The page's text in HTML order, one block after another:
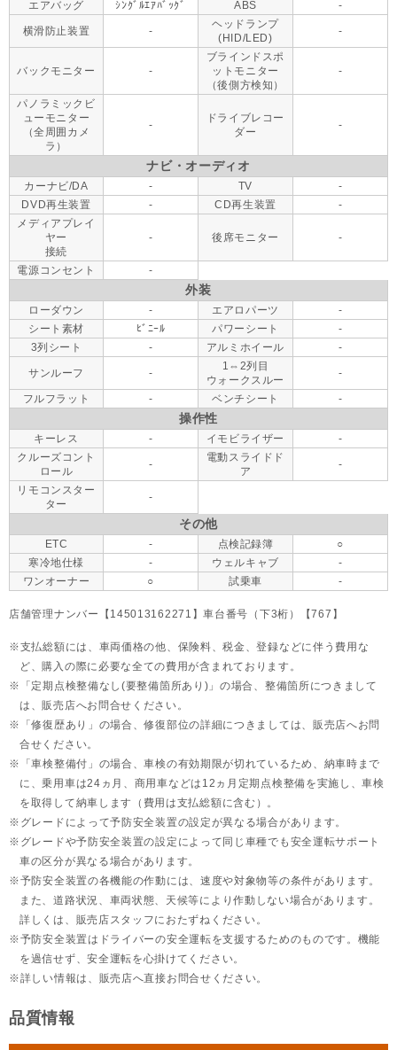
エアバッグ ｼﾝｸﾞﾙｴｱﾊﾞｯｸﾞ ABS -
横滑防止装置 -
ヘッドランプ
(HID/LED)
-
バックモニター -
ブラインドスポ
ットモニター
（後側方検知）
-
パノラミックビ
ューモニター
（全周囲カメ
ラ）
-
ドライブレコー
ダー
-
ナビ・オーディオ
カーナビ/DA - TV
-
DVD再生装置
- CD再生装置
-
メディアプレイ
ヤー
接続
- 後席モニター -
電源コンセント -
外装
ローダウン - エアロパーツ
-
シート素材
ﾋﾞﾆｰﾙ パワーシート
-
3列シート
- アルミホイール -
サンルーフ -
1⇔2列目
ウォークスルー
-
フルフラット - ベンチシート -
操作性
キーレス - イモビライザー
-
クルーズコント
ロール
-
電動スライドド
ア
-
リモコンスター
ター
-
その他
ETC - 点検記録簿
○
寒冷地仕様
- ウェルキャブ
-
ワンオーナー
○ 試乗車 -
店舗管理ナンバー【145013162271】車台番号（下3桁）【767】
支払総額には、車両価格の他、保険料、税金、登録などに伴う費用な
ど、購入の際に必要な全ての費用が含まれております。
「定期点検整備なし(要整備箇所あり)」の場合、整備箇所につきまして
は、販売店へお問合せください。
「修復歴あり」の場合、修復部位の詳細につきましては、販売店へお問
合せください。
「車検整備付」の場合、車検の有効期限が切れているため、納車時まで
に、乗用車は24ヵ月、 商用車などは12ヵ月定期点検整備を実施し、車検
を取得して納車します（費用は支払総額に含む）。
グレードによって予防安全装置の設定が異なる場合があります。
グレードや予防安全装置の設定によって同じ車種でも安全運転サポート
車の区分が異なる場合があります。
予防安全装置の各機能の作動には、速度や対象物等の条件があります。
また、道路状況、車両状態、天候等により作動しない場合があります。
詳しくは、販売店スタッフにおたずねください。
予防安全装置はドライバーの安全運転を支援するためのものです。機能
を過信せず、安全運転を心掛けてください。
詳しい情報は、販売店へ直接お問合せください。
品質情報